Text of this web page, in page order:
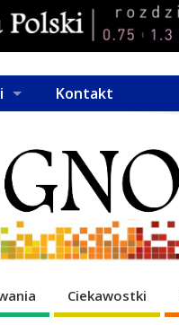
Kontakt
Ciekawostki